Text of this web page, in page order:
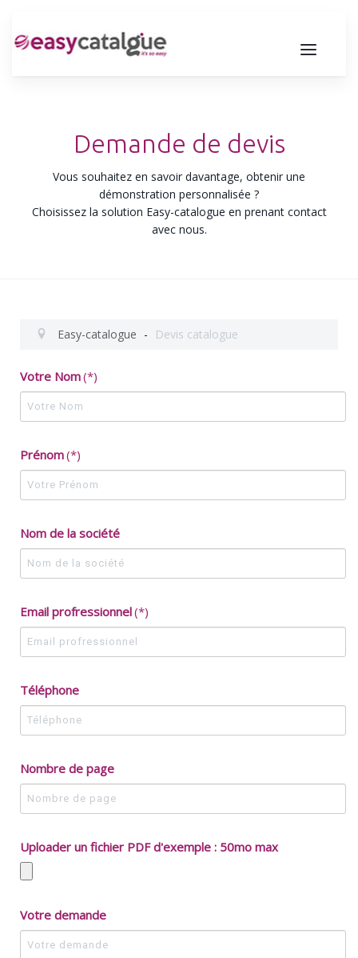
Demande de devis
Vous souhaitez en savoir davantage, obtenir une
démonstration personnalisée ?
Choisissez la solution Easy-catalogue en prenant contact
avec nous.
Easy-catalogue - Devis catalogue
Votre Nom(*)
Prénom(*)
Nom de la société
Email profressionnel(*)
Téléphone
Nombre de page
Uploader un fichier PDF d'exemple : 50mo max
Votre demande